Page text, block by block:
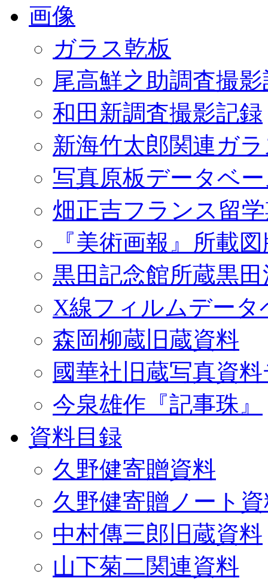
画像
ガラス乾板
尾高鮮之助調査撮
和田新調査撮影記録
新海竹太郎関連ガ
写真原板データベ
畑正吉フランス留
『美術画報』所載
黒田記念館所蔵黒
X線フィルムデータ
森岡柳蔵旧蔵資料
國華社旧蔵写真資
今泉雄作『記事珠』
資料目録
久野健寄贈資料
久野健寄贈ノート
中村傳三郎旧蔵資料
山下菊二関連資料